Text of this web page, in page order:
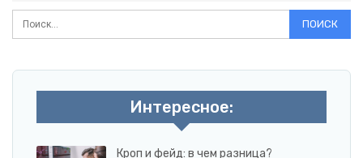
Интересное:
Кроп и фейд: в чем разница?